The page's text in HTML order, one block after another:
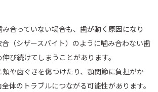
合っていない場合も、歯が動く原因になり
（シザースバイト）のように噛み合わない歯
び続けてしまうことがあります。
や歯ぐきを傷つけたり、顎関節に負担がか
体のトラブルにつながる可能性があります。